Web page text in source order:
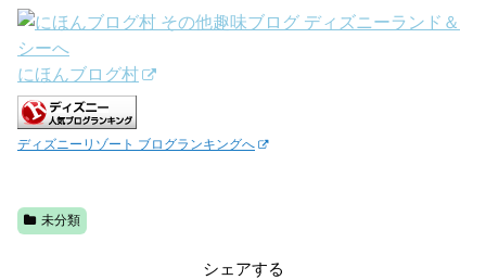
にほんブログ村
ディズニーリゾート ブログランキングへ
未分類
シェアする